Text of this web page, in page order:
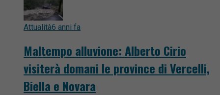
Attualità6 anni fa
Maltempo alluvione: Alberto Cirio
visiterà domani le province di Vercelli,
Biella e Novara